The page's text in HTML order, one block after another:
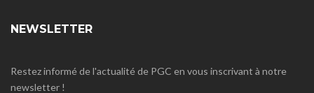
NEWSLETTER
Restez informé de l'actualité de PGC en vous inscrivant à notre
newsletter !